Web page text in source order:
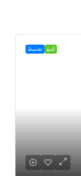
للبيع تقسيط